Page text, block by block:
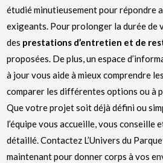
étudié minutieusement pour répondre
exigeants. Pour prolonger la durée de
des prestations d’entretien et de
proposées. De plus, un espace
à jour vous aide à mieux comprendre
comparer les différentes options ou à
Que votre projet soit déjà défini ou
l’équipe vous accueille, vous conseille
détaillé. Contactez L’Univers du
maintenant pour donner corps à vos